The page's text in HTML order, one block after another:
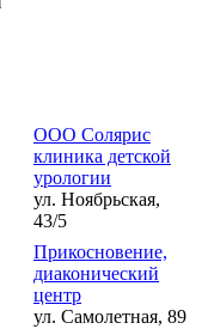
ООО Солярис
клиника детской
урологии
ул. Ноябрьская,
43/5
Прикосновение,
диаконический
центр
ул. Самолетная, 89